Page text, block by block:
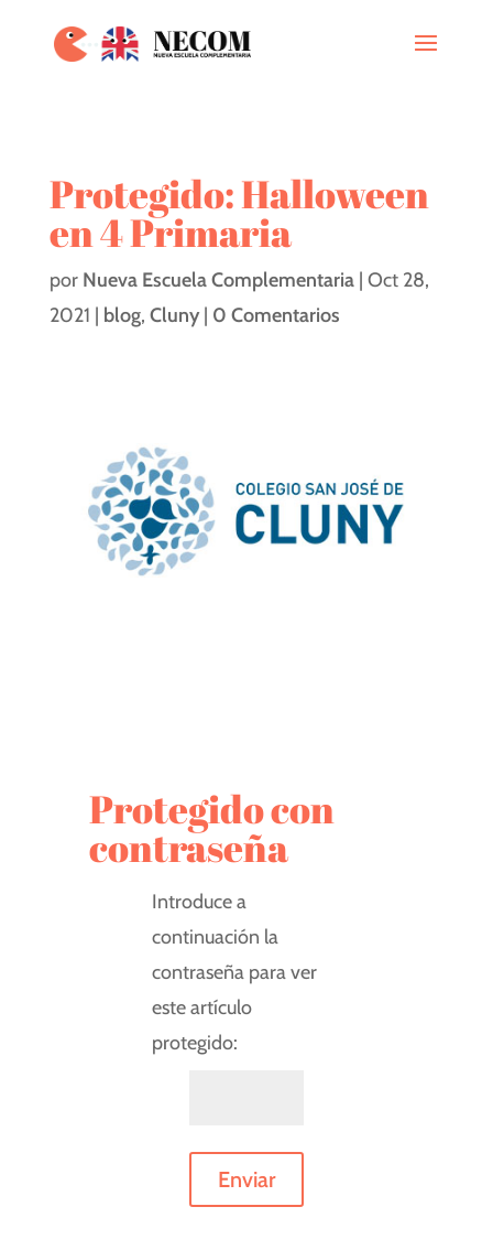
Protegido: Halloween
en 4 Primaria
por Nueva Escuela Complementaria| Oct 28,
2021 | blog, Cluny| 0 Comentarios
Protegido con
contraseña
Introduce a
continuación la
contraseña para ver
este artículo
protegido:
Enviar